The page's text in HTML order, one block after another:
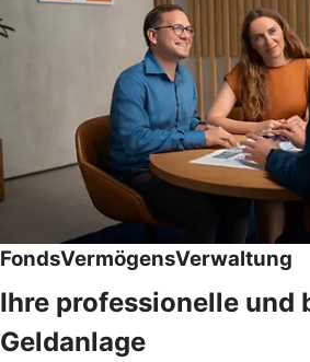
FondsVermögensVerwaltung
Ihre professionelle und
Geldanlage